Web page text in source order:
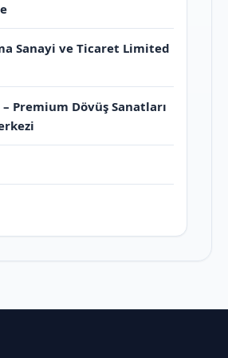
Sanayi ve Ticaret Limited
Premium Dövüş Sanatları